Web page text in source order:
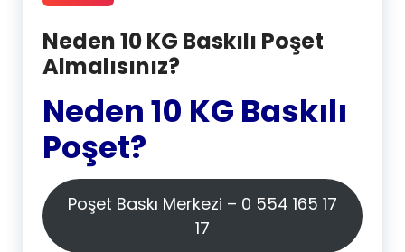
Neden 10 KG Baskılı Poşet
Almalısınız?
Neden 10 KG Baskılı
Poşet?
Poşet Baskı Merkezi – 0 554 165 17
17